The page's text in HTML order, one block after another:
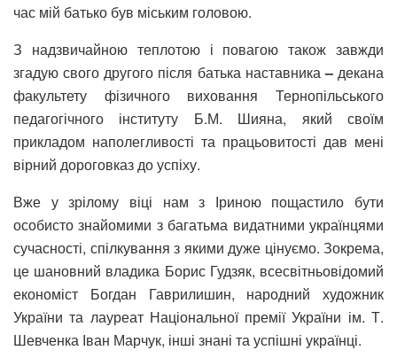
час мій батько був міським головою.
З надзвичайною теплотою і повагою також завжди
згадую свого другого після батька наставника–декана
факультету фізичного виховання Тернопільського
педагогічного інституту Б.М. Шияна, який своїм
прикладом наполегливості та працьовитості дав мені
вірний дороговказ до успіху.
Вже у зрілому віці нам з Іриною пощастило бути
особисто знайомими з багатьма видатними українцями
сучасності, спілкування з якими дуже цінуємо. Зокрема,
це шановний владика Борис Гудзяк, всесвітньовідомий
економіст Богдан Гаврилишин, народний художник
України та лауреат Національної премії України ім. Т.
Шевченка Іван Марчук, інші знані та успішні українці.